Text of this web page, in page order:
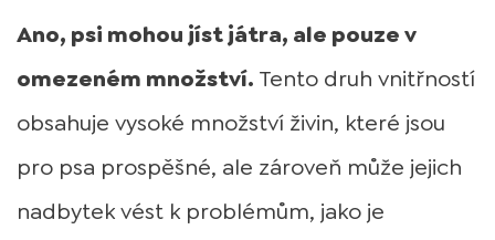
Ano, psi mohou jíst játra, ale pouze v
omezeném množství. Tento druh vnitřností
obsahuje vysoké množství živin, které jsou
pro psa prospěšné, ale zároveň může jejich
nadbytek vést k problémům, jako je